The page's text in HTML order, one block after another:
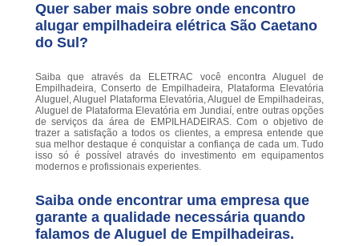
Quer saber mais sobre onde encontro
alugar empilhadeira elétrica São Caetano
do Sul?
Saiba que através da ELETRAC você encontra Aluguel de
Empilhadeira, Conserto de Empilhadeira, Plataforma Elevatória
Aluguel, Aluguel Plataforma Elevatória, Aluguel de Empilhadeiras,
Aluguel de Plataforma Elevatória em Jundiaí, entre outras opções
de serviços da área de EMPILHADEIRAS. Com o objetivo de
trazer a satisfação a todos os clientes, a empresa entende que
sua melhor destaque é conquistar a confiança de cada um. Tudo
isso só é possível através do investimento em equipamentos
modernos e profissionais experientes.
Saiba onde encontrar uma empresa que
garante a qualidade necessária quando
falamos de Aluguel de Empilhadeiras.